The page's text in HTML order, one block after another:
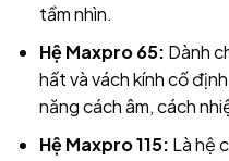
tầm nhìn.
Hệ Maxpro 65: Dành
hất và vách kính cố
năng cách âm, cách
Hệ Maxpro 115: Là hệ